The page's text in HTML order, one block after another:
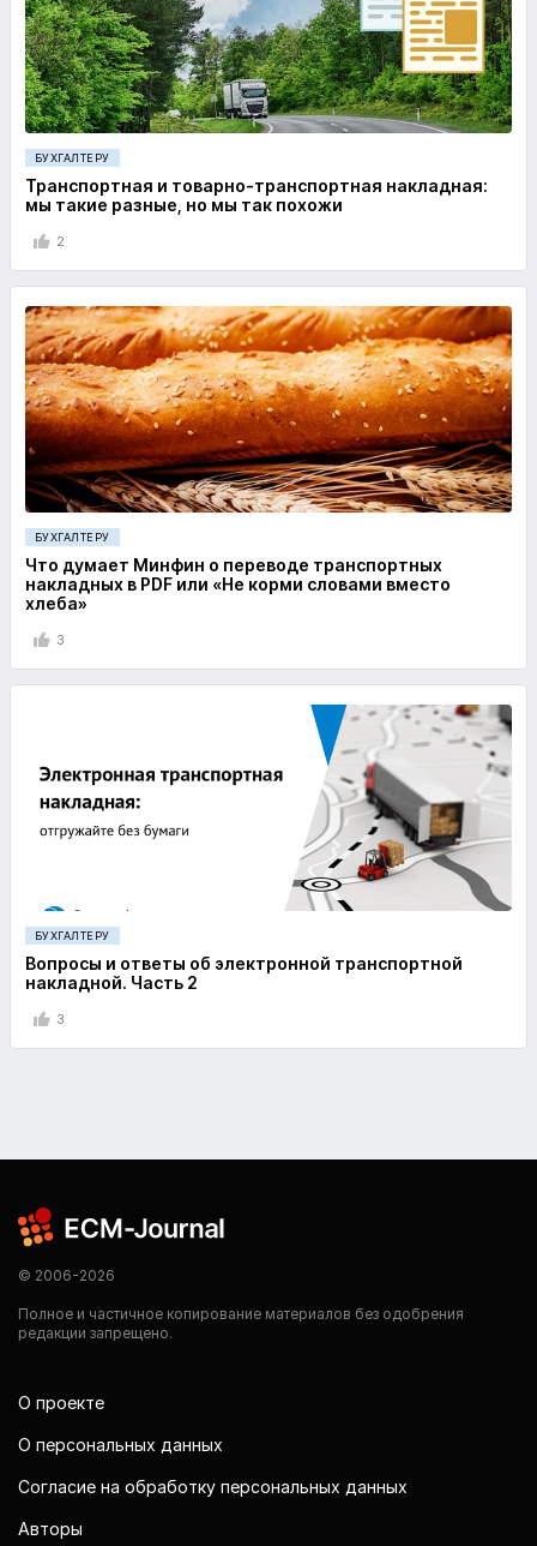
БУХГАЛТЕРУ
Транспортная и товарно-транспортная накладная:
мы такие разные, но мы так похожи
2
БУХГАЛТЕРУ
Что думает Минфин о переводе транспортных
накладных в PDF или «Не корми словами вместо
хлеба»
3
БУХГАЛТЕРУ
Вопросы и ответы об электронной транспортной
накладной. Часть 2
3
© 2006-2026
Полное и частичное копирование материалов без одобрения
редакции запрещено.
О проекте
О персональных данных
Согласие на обработку персональных данных
Авторы